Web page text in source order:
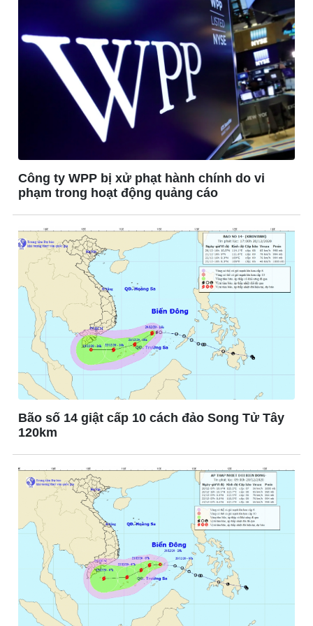
Thế giới
Cuộc sống đó đây
Multimedia
Video
Kinh tế
Bất động sản
Khởi nghiệp
Thị trường
Giá vàng
Tiêu dùng
Tỷ giá
Chứng khoán
Giá cà phê
Pháp luật
Tư vấn luật
Bóng đá Việt Nam
Thế giới thể thao
Lịch thi đấu bóng đá
eSports
Hậu trường
Công ty WPP bị xử phạt hành chính do vi
phạm trong hoạt động quảng cáo
Bão số 14 giật cấp 10 cách đảo Song Tử Tây
120km